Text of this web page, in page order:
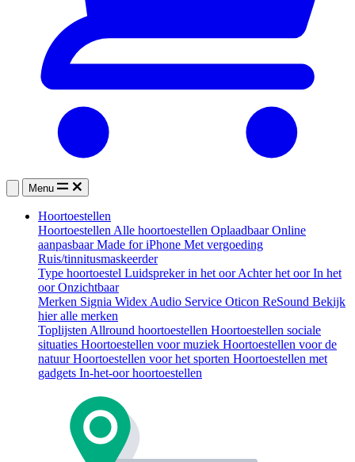
Menu
Hoortoestellen
Hoortoestellen Alle hoortoestellen OplaadbaarOnline
aanpasbaarMade for iPhone Met vergoeding
Ruis/tinnitusmaskeerder
Type hoortoestel Luidspreker in het oorAchter het oorIn het
oorOnzichtbaar
Merken Signia Widex Audio Service Oticon ReSound Bekijk
hier alle merken
Toplijsten Allround hoortoestellen Hoortoestellen sociale
situaties Hoortoestellen voor muziek Hoortoestellen voor de
natuurHoortoestellen voor het sporten Hoortoestellen met
gadgets In-het-oor hoortoestellen